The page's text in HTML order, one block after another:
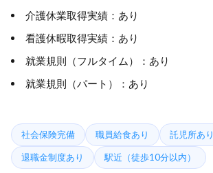
介護休業取得実績：あり
看護休暇取得実績：あり
就業規則（フルタイム）：あり
就業規則（パート）：あり
社会保険完備 職員給食あり 託児所あり
退職金制度あり 駅近（徒歩10分以内）